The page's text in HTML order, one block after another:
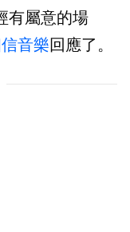
有屬意的場
音樂回應了。